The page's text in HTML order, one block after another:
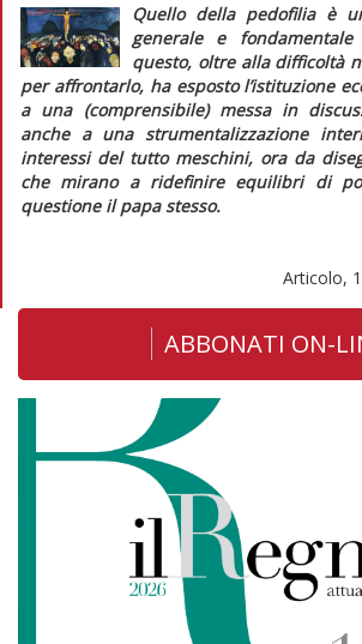
Quello della pedofilia è
generale e
questo, oltre alla difficoltà
per affrontarlo, ha esposto l’istituzione
a una (comprensibile) messa in
anche a una strumentalizzazione
interessi del tutto meschini, ora da
che mirano a ridefinire equilibri di
questione il papa stesso.
Articolo,
ABBONATI ON-